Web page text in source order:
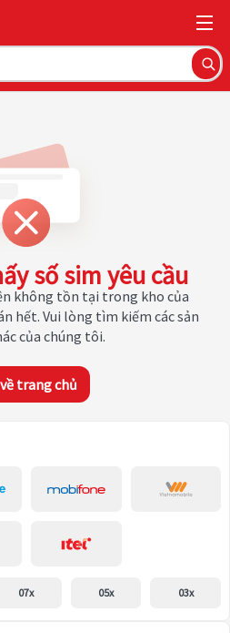
số sim yêu cầu
không tồn tại trong kho của
hết. Vui lòng tìm kiếm các sản
của chúng tôi.
trang chủ
07x 05x 03x